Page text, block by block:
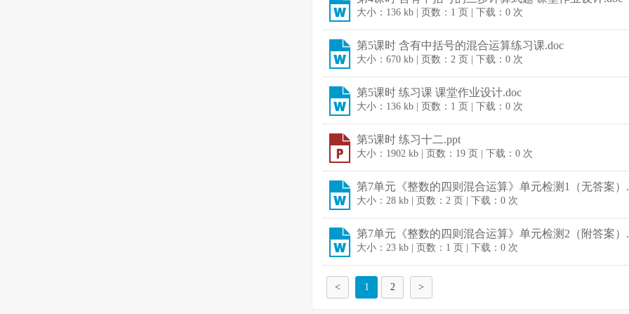
大小：136 kb | 页数：1 页 | 下载：0 次
第5课时 含有中括号的混合运算练习课.doc
大小：670 kb | 页数：2 页 | 下载：0 次
第5课时 练习课 课堂作业设计.doc
大小：136 kb | 页数：1 页 | 下载：0 次
第5课时 练习十二.ppt
大小：1902 kb | 页数：19 页 | 下载：0 次
第7单元《整数的四则混合运算》单元检测1（无答案）
大小：28 kb | 页数：2 页 | 下载：0 次
第7单元《整数的四则混合运算》单元检测2（附答案）
大小：23 kb | 页数：1 页 | 下载：0 次
< 1 2 >